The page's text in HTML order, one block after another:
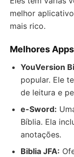
melhor
mais rico.
Melhores
YouVersion
popular. Ele
de leitura e
e-Sword:
Bíblia. Ela
anotações.
Biblia JFA: